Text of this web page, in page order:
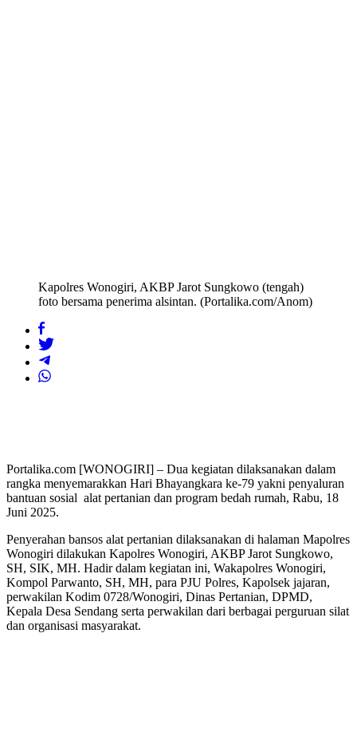
Kapolres Wonogiri, AKBP Jarot Sungkowo (tengah)
foto bersama penerima alsintan. (Portalika.com/Anom)
Portalika.com [WONOGIRI] – Dua kegiatan dilaksanakan dalam
rangka menyemarakkan Hari Bhayangkara ke-79 yakni penyaluran
bantuan sosial alat pertanian dan program bedah rumah, Rabu, 18
Juni 2025.
Penyerahan bansos alat pertanian dilaksanakan di halaman Mapolres
Wonogiri dilakukan Kapolres Wonogiri, AKBP Jarot Sungkowo,
SH, SIK, MH. Hadir dalam kegiatan ini, Wakapolres Wonogiri,
Kompol Parwanto, SH, MH, para PJU Polres, Kapolsek jajaran,
perwakilan Kodim 0728/Wonogiri, Dinas Pertanian, DPMD,
Kepala Desa Sendang serta perwakilan dari berbagai perguruan silat
dan organisasi masyarakat.